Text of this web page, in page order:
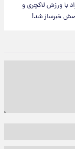
با ورزش لاکچری و
خبرساز شد!